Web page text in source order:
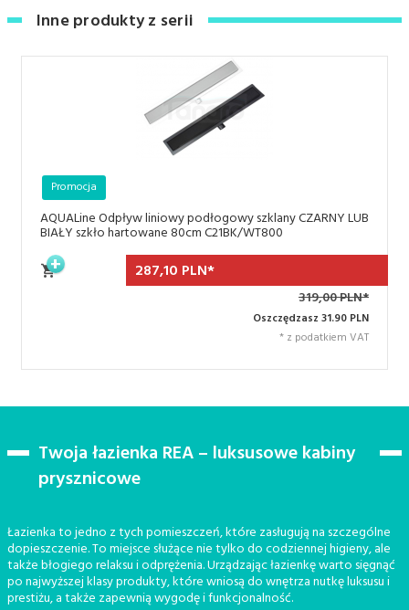
Inne produkty z serii
AQUALine Odpływ liniowy podłogowy szklany CZARNY LUB
BIAŁY szkło hartowane 80cm C21BK/WT800
Promocja
287,10 PLN*
319,00 PLN*
Oszczędzasz 31.90 PLN
* z podatkiem VAT
Twoja łazienka REA – luksusowe kabiny
prysznicowe
Łazienka to jedno z tych pomieszczeń, które zasługują na szczególne
dopieszczenie. To miejsce służące nie tylko do codziennej higieny, ale
także błogiego relaksu i odprężenia. Urządzając łazienkę warto sięgnąć
po najwyższej klasy produkty, które wniosą do wnętrza nutkę luksusu i
prestiżu, a także zapewnią wygodę i funkcjonalność.